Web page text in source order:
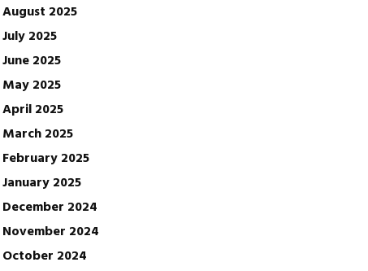
August 2025
July 2025
June 2025
May 2025
April 2025
March 2025
February 2025
January 2025
December 2024
November 2024
October 2024